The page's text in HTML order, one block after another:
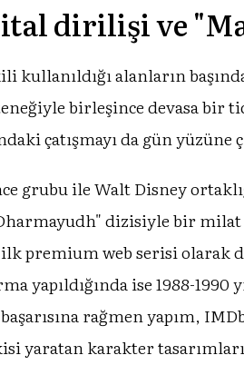
dirilişi ve
kullanıldığı alanların
birleşince devasa
çatışmayı da gün yüzüne
grubu ile Walt Disney
dizisiyle bir
premium web serisi olarak
yapıldığında ise 1988-
rağmen yapım,
yaratan karakter